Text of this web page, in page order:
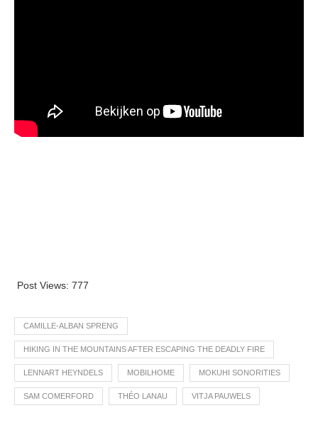
Post Views: 777
CAMILLE-ALBAN SPRENG
HIKING IN THE MOUNTAINS AFTER ESCAPING THE DEADLY FIRE
LENNART HEYNDELS MOBILHOME MOKUHI SONORITIES
SAM COMERFORD THÉO LANAU VITJA PAUWELS